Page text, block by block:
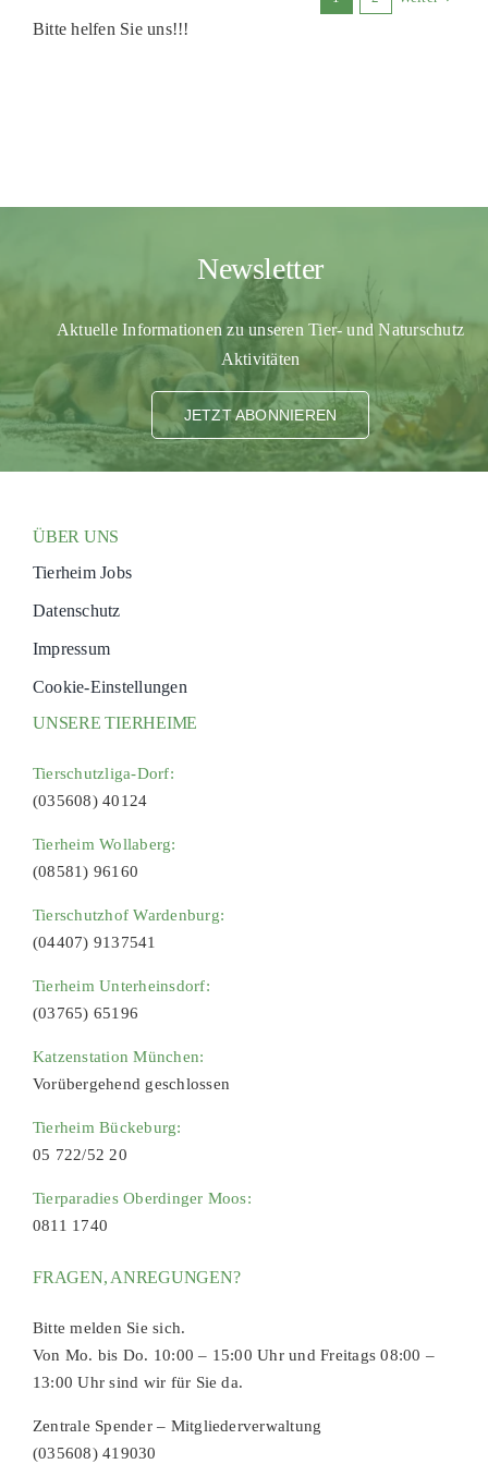
Bitte helfen Sie uns!!!
Newsletter
Aktuelle Informationen zu unseren Tier- und Naturschutz
Aktivitäten
JETZT ABONNIEREN
ÜBER UNS
Tierheim Jobs
Datenschutz
Impressum
Cookie-Einstellungen
UNSERE TIERHEIME
Tierschutzliga-Dorf:
(035608) 40124
Tierheim Wollaberg:
(08581) 96160
Tierschutzhof Wardenburg:
(04407) 9137541
Tierheim Unterheinsdorf:
(03765) 65196
Katzenstation München:
Vorübergehend geschlossen
Tierheim Bückeburg:
05 722/52 20
Tierparadies Oberdinger Moos:
0811 1740
FRAGEN, ANREGUNGEN?
Bitte melden Sie sich.
Von Mo. bis Do. 10:00 – 15:00 Uhr und Freitags 08:00 –
13:00 Uhr sind wir für Sie da.
Zentrale Spender – Mitgliederverwaltung
(035608) 419030